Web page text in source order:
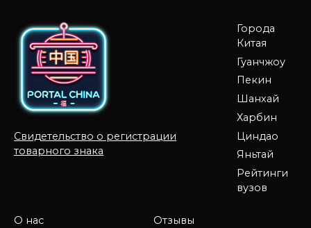
Свидетельство о регистрации
товарного знака
Города
Китая
Гуанчжоу
Пекин
Шанхай
Харбин
Циндао
Яньтай
Рейтинги
вузов
О нас
Отзывы